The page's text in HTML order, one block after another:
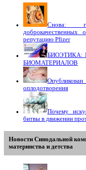
Снова:
репутацию Pfizer
БИОЭТИКА:
БИОМАТЕРИАЛОВ
оплодотворения
Почему
битвы в движении
Новости Синодальной
материнства и детства